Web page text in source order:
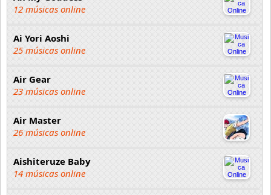
12 músicas online
Ai Yori Aoshi
25 músicas online
Air Gear
23 músicas online
Air Master
26 músicas online
Aishiteruze Baby
14 músicas online